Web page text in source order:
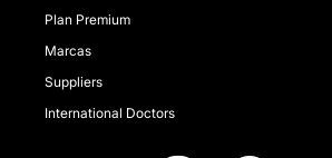
Plan Premium
Marcas
Suppliers
International Doctors